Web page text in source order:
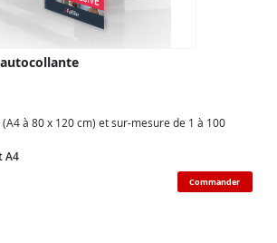
à 80 x 120 cm) et sur-mesure de 1 à 100
A4
Commander